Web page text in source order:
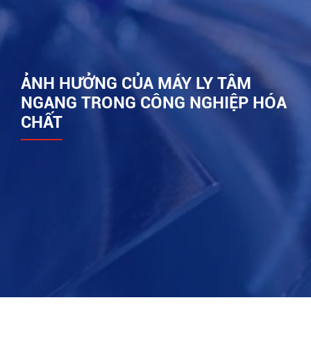
ẢNH HƯỞNG CỦA MÁY LY TÂM
NGANG TRONG CÔNG NGHIỆP HÓA
CHẤT